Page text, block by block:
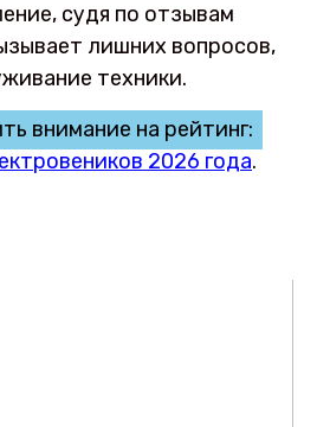
судя по отзывам
лишних вопросов,
техники.
внимание на рейтинг:
2026 года.